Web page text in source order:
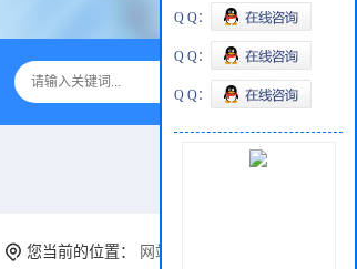
您当前的位置： 网站首页
Q Q：
Q Q：
Q Q：